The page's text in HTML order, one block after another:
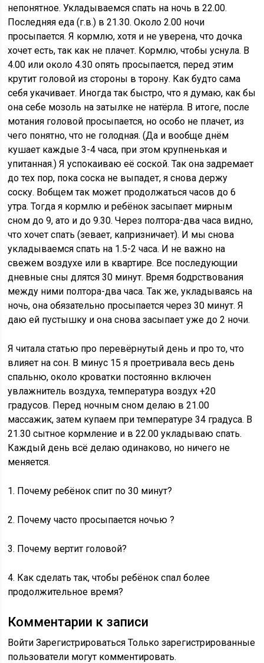
непонятное. Укладываемся спать на ночь в 22.00.
Последняя еда (г.в.) в 21.30. Около 2.00 ночи
просыпается. Я кормлю, хотя и не уверена, что дочка
хочет есть, так как не плачет. Кормлю, чтобы уснула. В
4.00 или около 4.30 опять просыпается, перед этим
крутит головой из стороны в торону. Как будто сама
себя укачивает. Иногда так быстро, что я думаю, как бы
она себе мозоль на затылке не натёрла. В итоге, после
мотания головой просыпается, но особо не плачет, из
чего понятно, что не голодная. (Да и вообще днём
кушает каждые 3-4 часа, при этом крупненькая и
упитанная.) Я успокаиваю её соской. Так она задремает
до тех пор, пока соска не выпадет, я снова держу
соску. Вобщем так может продолжаться часов до 6
утра. Тогда я кормлю и ребёнок засыпает мирным
сном до 9, ато и до 9.30. Через полтора-два часа видно,
что хочет спать (зевает, капризничает). И мы снова
укладываемся спать на 1.5-2 часа. И не важно на
свежем воздухе или в квартире. Все последующии
дневные сны длятся 30 минут. Время бодрствования
между ними полтора-два часа. Так же, укладываясь на
ночь, она обязательно просыпается через 30 минут. Я
даю ей пустышку и она снова засыпает уже до 2 ночи.
Я читала статью про перевёрнутый день и про то, что
влияет на сон. В минус 15 я проетривала весь день
спальню, около кроватки постоянно включен
увлажнитель воздуха, температура воздух +20
градусов. Перед ночным сном делаю в 21.00
массажик, затем купаем при температуре 34 градуса. В
21.30 сытное кормление и в 22.00 укладываю спать.
Каждый день всё делаю одинаково, но ничего не
меняется.
1. Почему ребёнок спит по 30 минут?
2. Почему часто просыпается ночью ?
3. Почему вертит головой?
4. Как сделать так, чтобы ребёнок спал более
продолжительное время?
Комментарии к записи
Войти Зарегистрироваться Только зарегистрированные
пользователи могут комментировать.